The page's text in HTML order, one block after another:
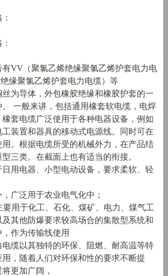
VV（聚氯乙烯绝缘聚氯乙烯护套电力电
缘聚氯乙烯护套电力电缆）等
为导体，外包橡胶绝缘和橡胶护套的一
一般来讲，包括通用橡套软电缆，电焊
套电缆广泛使用于各种电器设备，例如
工装置和器具的移动式电源线。同时可在
。根据电缆所受的机械外力，在产品结
三类。在截面上也有适当的衔接。
用电器、小型电动设备，要求柔软、轻
广泛用于农业电气化中；
用于化工、石化、煤矿、电力、煤气工
其他防爆要求较高场合的集散型系统和
作为传输线使用
缆以其独特的环保、阻燃、耐高温等特
，随着人们对环保和性的要求不断提
更加广阔，